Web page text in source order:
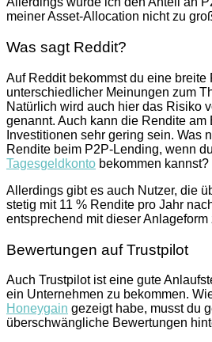
meiner Asset-Allocation nicht zu
Was sagt Reddit?
Auf Reddit bekommst du eine breite
unterschiedlicher Meinungen zum
Natürlich wird auch hier das Risiko
genannt. Auch kann die Rendite am
Investitionen sehr gering sein. Was
Rendite beim P2P-Lending, wenn
Tagesgeldkonto bekommen kannst?
Allerdings gibt es auch Nutzer, die
stetig mit 11 % Rendite pro Jahr
entsprechend mit dieser Anlageform
Bewertungen auf Trustpilot
Auch Trustpilot ist eine gute
ein Unternehmen zu bekommen.
Honeygain gezeigt habe, musst du
überschwängliche Bewertungen